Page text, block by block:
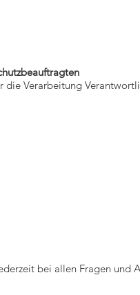
die Verarbeitung
bei allen Fragen und